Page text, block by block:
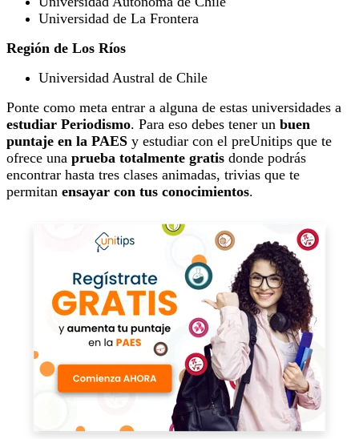
Universidad de La Frontera
Región de Los Ríos
Universidad Austral de Chile
Ponte como meta entrar a alguna de estas universidades a
estudiar Periodismo. Para eso debes tener un buen
puntaje en la PAES y estudiar con el preUnitips que te
ofrece una prueba totalmente gratis donde podrás
encontrar hasta tres clases animadas, trivias que te
permitan ensayar con tus conocimientos.